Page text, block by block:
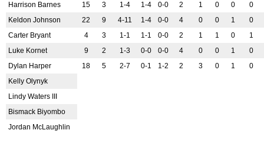
Harrison Barnes
15 3 1-4 1-4 0-0 2 1 0 0
0
Keldon Johnson
22 9 4-11 1-4 0-0 4 0 0 1
0
Carter Bryant
4 3 1-1 1-1 0-0 2 1 1 0
1
Luke Kornet
9 2 1-3 0-0 0-0 4 0 0 1
0
Dylan Harper
18 5 2-7 0-1 1-2 2 3 0 1
0
Kelly Olynyk
Lindy Waters III
Bismack Biyombo
Jordan McLaughlin